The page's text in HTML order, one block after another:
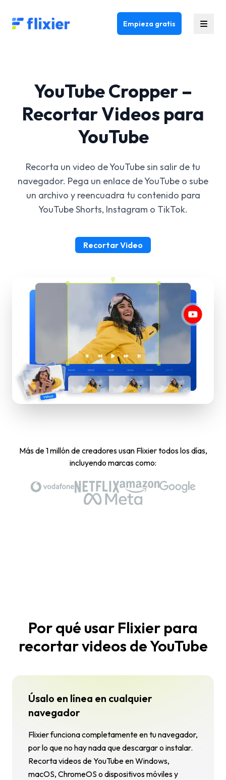
Flixier logo - Home Empieza gratis
YouTube Cropper –
Recortar Videos para
YouTube
Recorta un video de YouTube sin salir de tu
navegador. Pega un enlace de YouTube o sube
un archivo y reencuadra tu contenido para
YouTube Shorts, Instagram o TikTok.
Recortar Video
Más de 1 millón de creadores usan Flixier todos los días,
incluyendo marcas como:
Por qué usar Flixier para
recortar videos de YouTube
Úsalo en línea en cualquier
navegador
Flixier funciona completamente en tu navegador,
por lo que no hay nada que descargar o instalar.
Recorta videos de YouTube en Windows,
macOS, ChromeOS o dispositivos móviles y